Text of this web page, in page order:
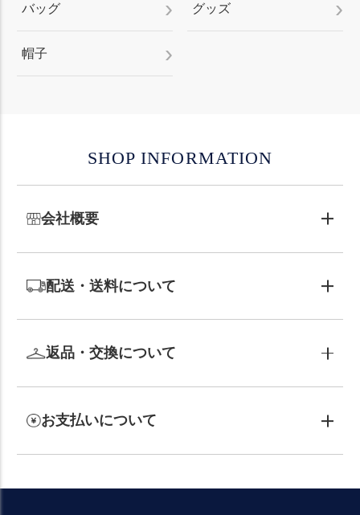
バッグ グッズ
帽子
SHOP INFORMATION
会社概要
配送・送料について
返品・交換について
お支払いについて